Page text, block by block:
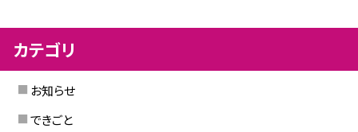
カテゴリ
お知らせ
できごと